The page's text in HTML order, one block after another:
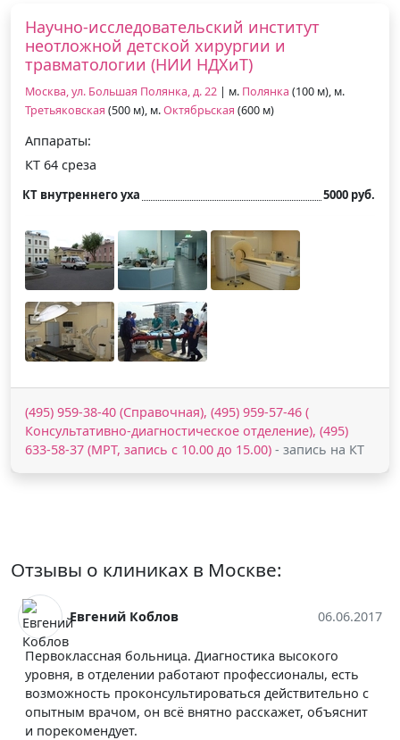
Научно-исследовательский институт
неотложной детской хирургии и
травматологии (НИИ НДХиТ)
Москва, ул. Большая Полянка, д. 22 | м. Полянка (100 м), м.
Третьяковская (500 м), м.Октябрьская (600 м)
Аппараты:
КТ 64 среза
КТ внутреннего уха 5000 руб.
(495) 959-38-40 (Справочная), (495) 959-57-46 (
Консультативно-диагностическое отделение), (495)
633-58-37 (МРТ, запись с 10.00 до 15.00) - запись на КТ
Отзывы о клиниках в Москве:
Евгений Коблов 06.06.2017
Первоклассная больница. Диагностика высокого
уровня, в отделении работают профессионалы, есть
возможность проконсультироваться действительно с
опытным врачом, он всё внятно расскажет, объяснит
и порекомендует.